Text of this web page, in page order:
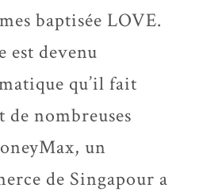
baptisée LOVE.
est devenu
qu’il fait
de nombreuses
un
de Singapour a